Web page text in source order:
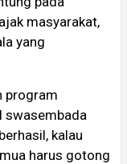
masyarakat,
yang
program
swasembada
kalau
harus gotong